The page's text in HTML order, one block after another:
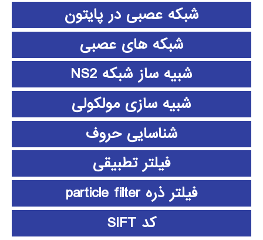
شبکه عصبی در پایتون
شبکه های عصبی
شبیه ساز شبکه NS2
شبیه سازی مولکولی
شناسایی حروف
فیلتر تطبیقی
فیلتر ذره particle filter
کد SIFT